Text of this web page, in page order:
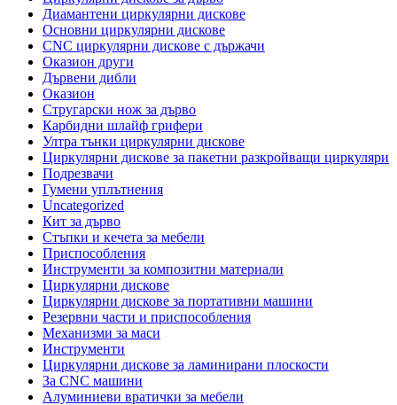
Диамантени циркулярни дискове
Основни циркулярни дискове
CNC циркулярни дискове с държачи
Оказион други
Дървени дибли
Оказион
Стругарски нож за дърво
Карбидни шлайф грифери
Ултра тънки циркулярни дискове
Циркулярни дискове за пакетни разкройващи циркуляри
Подрезвачи
Гумени уплътнения
Uncategorized
Кит за дърво
Стъпки и кечета за мебели
Приспособления
Инструменти за композитни материали
Циркулярни дискове
Циркулярни дискове за портативни машини
Резервни части и приспособления
Механизми за маси
Инструменти
Циркулярни дискове за ламинирани плоскости
За CNC машини
Алуминиеви вратички за мебели